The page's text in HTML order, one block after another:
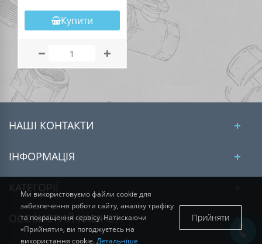
Купити
ІНФОРМАЦІЯ
КАТЕГОРІЇ
ОСОБИСТИЙ КАБІНЕТ
НАШІ КОНТАКТИ
Ми використовуємо файли cookie для
забезпечення роботи сайту, аналізу трафіку
та покращення сервісу. Натискаючи
«Прийняти», ви погоджуєтесь на
використання cookie.Детальніше
Прийняти